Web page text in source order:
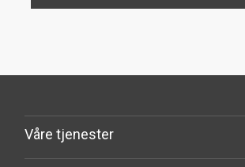
Våre tjenester